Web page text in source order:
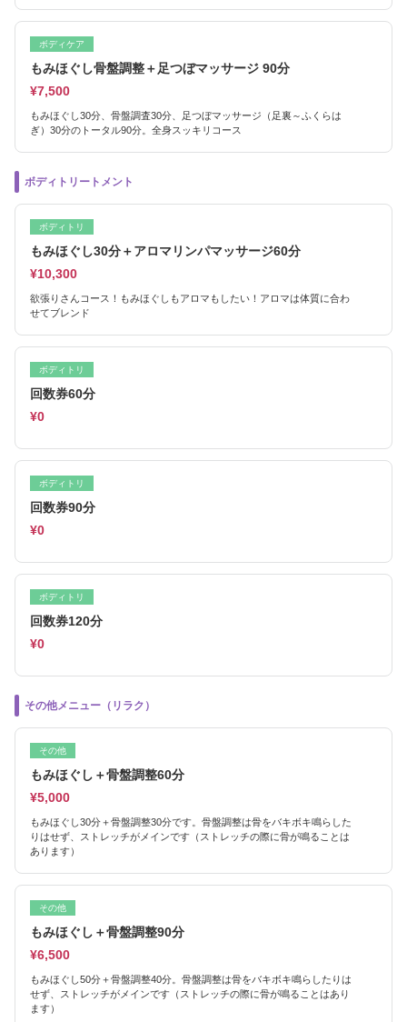
ボディケア
もみほぐし骨盤調整＋足つぼマッサージ 90分
¥7,500
もみほぐし30分、骨盤調査30分、足つぼマッサージ（足裏～ふくらは
ぎ）30分のトータル90分。全身スッキリコース
ボディトリートメント
ボディトリ
もみほぐし30分＋アロマリンパマッサージ60分
¥10,300
欲張りさんコース！もみほぐしもアロマもしたい！アロマは体質に合わ
せてブレンド
ボディトリ
回数券60分
¥0
ボディトリ
回数券90分
¥0
ボディトリ
回数券120分
¥0
その他メニュー（リラク）
その他
もみほぐし＋骨盤調整60分
¥5,000
もみほぐし30分＋骨盤調整30分です。骨盤調整は骨をバキボキ鳴らした
りはせず、ストレッチがメインです（ストレッチの際に骨が鳴ることは
あります）
その他
もみほぐし＋骨盤調整90分
¥6,500
もみほぐし50分＋骨盤調整40分。骨盤調整は骨をバキボキ鳴らしたりは
せず、ストレッチがメインです（ストレッチの際に骨が鳴ることはあり
ます）